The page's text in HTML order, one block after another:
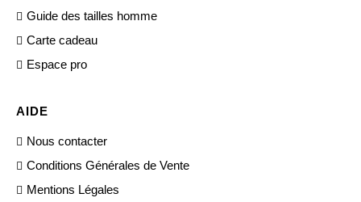
Guide des tailles homme
Carte cadeau
Espace pro
AIDE
Nous contacter
Conditions Générales de Vente
Mentions Légales